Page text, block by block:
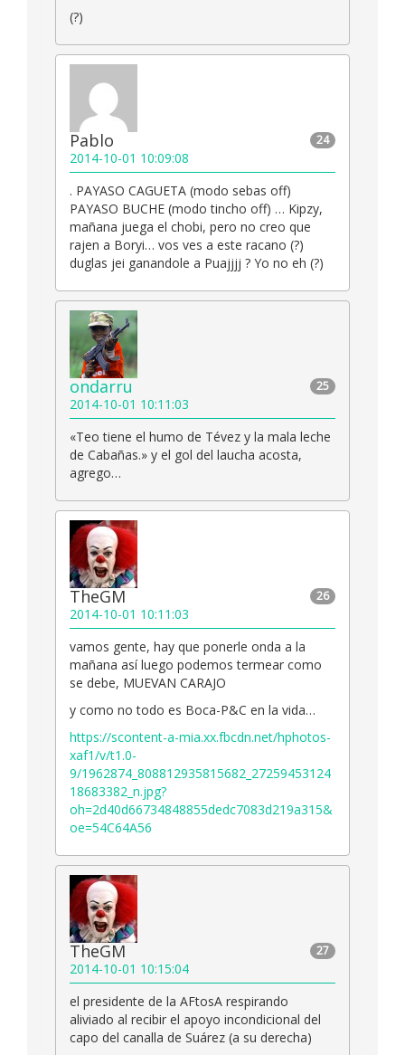
(?)
24
Pablo
2014-10-01 10:09:08
. PAYASO CAGUETA (modo sebas off)
PAYASO BUCHE (modo tincho off) … Kipzy,
mañana juega el chobi, pero no creo que
rajen a Boryi… vos ves a este racano (?)
duglas jei ganandole a Puajjjj ? Yo no eh (?)
25
ondarru
2014-10-01 10:11:03
«Teo tiene el humo de Tévez y la mala leche
de Cabañas.» y el gol del laucha acosta,
agrego…
26
TheGM
2014-10-01 10:11:03
vamos gente, hay que ponerle onda a la
mañana así luego podemos termear como
se debe, MUEVAN CARAJO
y como no todo es Boca-P&C en la vida…
https://scontent-a-mia.xx.fbcdn.net/hphotos-
xaf1/v/t1.0-
9/1962874_808812935815682_27259453124
18683382_n.jpg?
oh=2d40d66734848855dedc7083d219a315&
oe=54C64A56
27
TheGM
2014-10-01 10:15:04
el presidente de la AFtosA respirando
aliviado al recibir el apoyo incondicional del
capo del canalla de Suárez (a su derecha)